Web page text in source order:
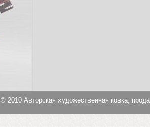
© 2010Авторская художественная ковка,